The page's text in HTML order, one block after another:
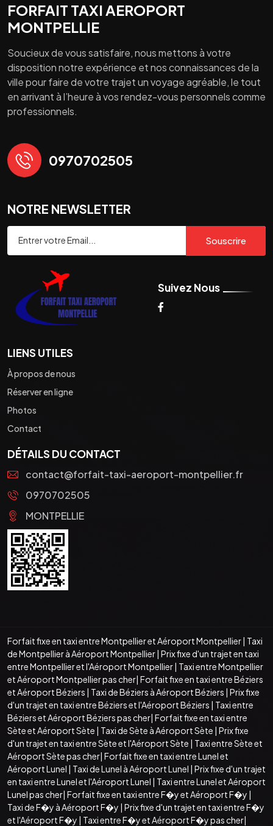
FORFAIT TAXI AEROPORT
MONTPELLIE
Soucieux de vous satisfaire, nous mettons à votre
disposition notre expérience et nos connaissances de la
ville pour faire de votre trajet un voyage agréable, le tout
en arrivant à l’heure à vos rendez-vous personnels comme
professionnels.
0970702505
NOTRE NEWSLETTER
Souscrire
Suivez Nous
LIENS UTILES
À propos de nous
Réserver en ligne
Photos
Contact
DÉTAILS DU CONTACT
contact@forfait-taxi-aeroport-montpellier.fr
0970702505
MONTPELLIE
Forfait fixe en taxi entre Montpellier et Aéroport Montpellier| Taxi
de Montpellier à Aéroport Montpellier| Prix fixe d'un trajet en taxi
entre Montpellier et l'Aéroport Montpellier| Taxi entre Montpellier
et Aéroport Montpellier pas cher| Forfait fixe en taxi entre Béziers
et Aéroport Béziers | Taxi de Béziers à Aéroport Béziers | Prix fixe
d'un trajet en taxi entre Béziers et l'Aéroport Béziers | Taxi entre
Béziers et Aéroport Béziers pas cher| Forfait fixe en taxi entre
Sète et Aéroport Sète | Taxi de Sète à Aéroport Sète | Prix fixe
d'un trajet en taxi entre Sète et l'Aéroport Sète | Taxi entre Sète et
Aéroport Sète pas cher| Forfait fixe en taxi entre Lunel et
Aéroport Lunel | Taxi de Lunel à Aéroport Lunel | Prix fixe d'un trajet
en taxi entre Lunel et l'Aéroport Lunel | Taxi entre Lunel et Aéroport
Lunel pas cher| Forfait fixe en taxi entre F�y et Aéroport F�y |
Taxi de F�y à Aéroport F�y | Prix fixe d'un trajet en taxi entre F�y
et l'Aéroport F�y | Taxi entre F�y et Aéroport F�y pas cher|